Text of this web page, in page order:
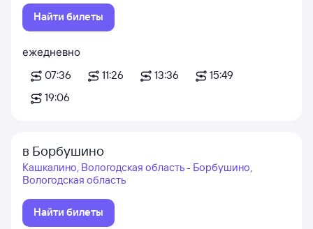
Найти билеты
ежедневно
07:36
11:26 13:36
15:49
19:06
в Борбушино
Кашкалино, Вологодская область - Борбушино,
Вологодская область
Найти билеты